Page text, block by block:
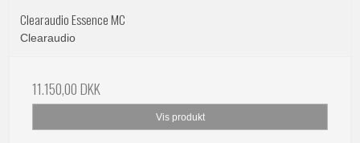
Clearaudio Essence MC
Clearaudio
11.150,00 DKK
Vis produkt